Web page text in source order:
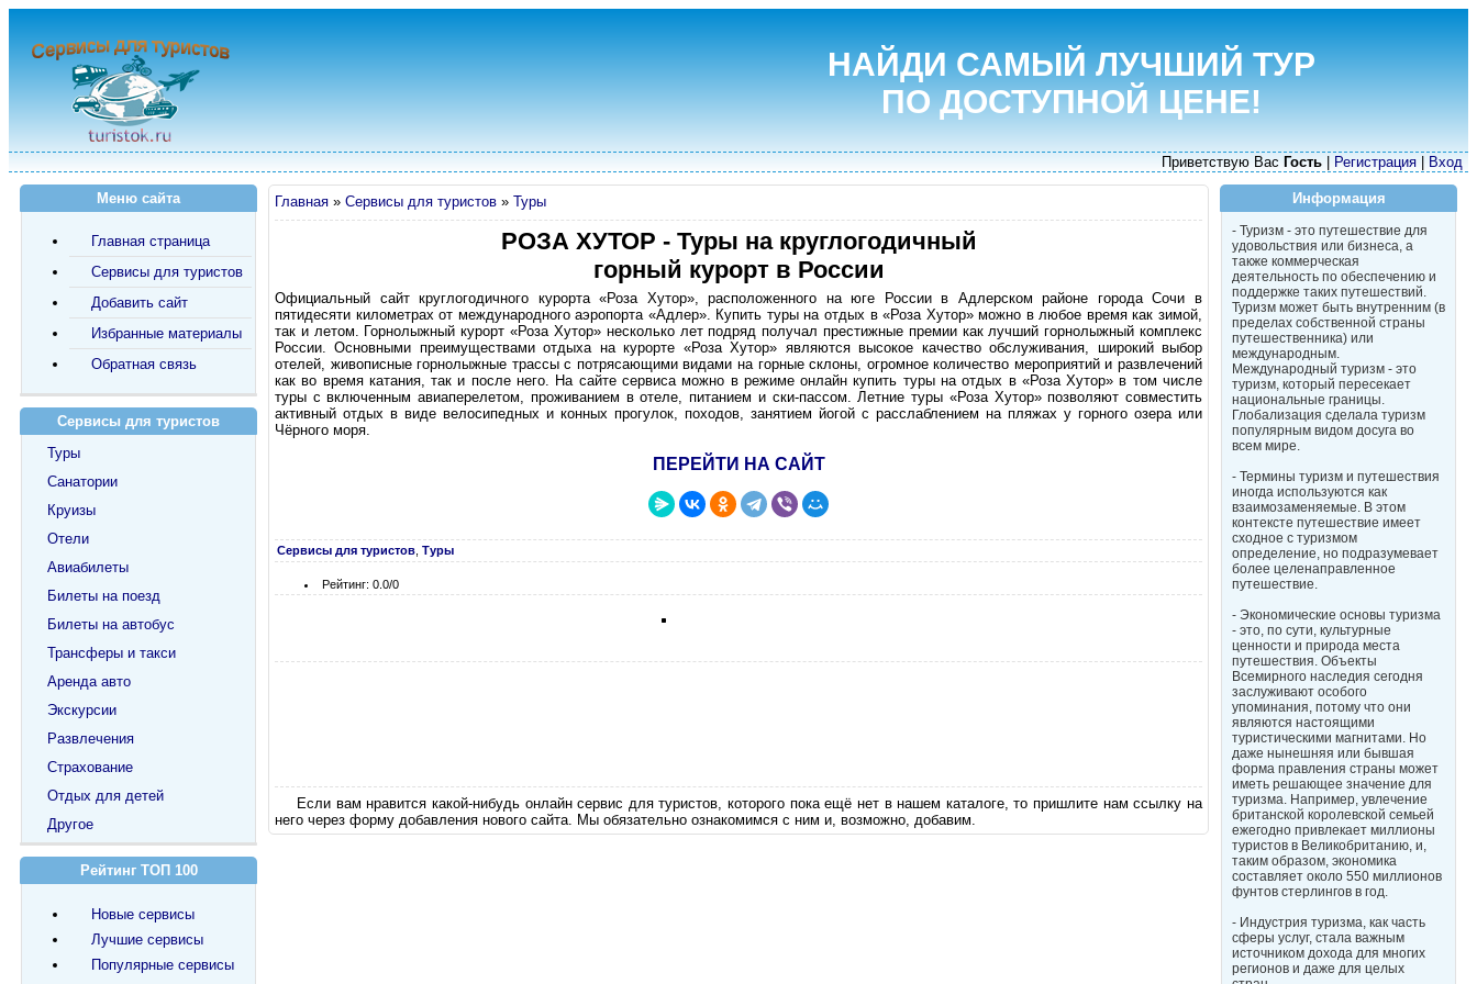
НАЙДИ САМЫЙ ЛУЧШИЙ ТУР
ПО ДОСТУПНОЙ ЦЕНЕ!
Приветствую Вас Гость Регистрация Вход
Главная » Сервисы для туристов » Туры
РОЗА ХУТОР - Туры на круглогодичный
горный курорт в России
Официальный сайт круглогодичного курорта «Роза Хутор», расположенного на юге России в Адлерском районе города Сочи в
пятидесяти километрах от международного аэропорта «Адлер». Купить туры на отдых в «Роза Хутор» можно в любое время как зимой,
так и летом. Горнолыжный курорт «Роза Хутор» несколько лет подряд получал престижные премии как лучший горнолыжный комплекс
России. Основными преимуществами отдыха на курорте «Роза Хутор» являются высокое качество обслуживания, широкий выбор
отелей, живописные горнолыжные трассы с потрясающими видами на горные склоны, огромное количество мероприятий и развлечений
как во время катания, так и после него. На сайте сервиса можно в режиме онлайн купить туры на отдых в «Роза Хутор» в том числе
туры с включенным авиаперелетом, проживанием в отеле, питанием и ски-пассом. Летние туры «Роза Хутор» позволяют совместить
активный отдых в виде велосипедных и конных прогулок, походов, занятием йогой с расслаблением на пляжах у горного озера или
Чёрного моря.
ПЕРЕЙТИ НА САЙТ
Сервисы для туристов Туры
Рейтинг: 0.0/0
Если вам нравится какой-нибудь онлайн сервис для туристов, которого пока ещё нет в нашем каталоге, то пришлите нам ссылку на
него через форму добавления нового сайта. Мы обязательно ознакомимся с ним и, возможно, добавим.
Меню сайта
Главная страница
Сервисы для туристов
Добавить сайт
Избранные материалы
Обратная связь
Сервисы для туристов
Туры
Санатории
Круизы
Отели
Авиабилеты
Билеты на поезд
Билеты на автобус
Трансферы и такси
Аренда авто
Экскурсии
Развлечения
Страхование
Отдых для детей
Другое
Рейтинг ТОП 100
Новые сервисы
Лучшие сервисы
Популярные сервисы
Информация
- Туризм - это путешествие для
удовольствия или бизнеса, а
также коммерческая
деятельность по обеспечению и
поддержке таких путешествий.
Туризм может быть внутренним (в
пределах собственной страны
путешественника) или
международным.
Международный туризм - это
туризм, который пересекает
национальные границы.
Глобализация сделала туризм
популярным видом досуга во
всем мире.
- Термины туризм и путешествия
иногда используются как
взаимозаменяемые. В этом
контексте путешествие имеет
сходное с туризмом
определение, но подразумевает
более целенаправленное
путешествие.
- Экономические основы туризма
- это, по сути, культурные
ценности и природа места
путешествия. Объекты
Всемирного наследия сегодня
заслуживают особого
упоминания, потому что они
являются настоящими
туристическими магнитами. Но
даже нынешняя или бывшая
форма правления страны может
иметь решающее значение для
туризма. Например, увлечение
британской королевской семьей
ежегодно привлекает миллионы
туристов в Великобританию, и,
таким образом, экономика
составляет около 550 миллионов
фунтов стерлингов в год.
- Индустрия туризма, как часть
сферы услуг, стала важным
источником дохода для многих
регионов и даже для целых